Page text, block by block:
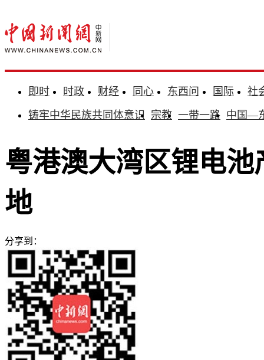
即时 时政 财经 同心 东西问 国际
社
铸牢中华民族共同体意识 宗教 一带一路 中国—
粤港澳大湾区锂电
地
分享到：